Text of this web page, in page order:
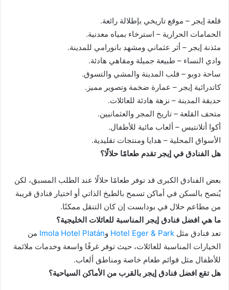
قلعة إيجر – موقع تاريخي بإطلالة رائعة.
الحمامات الحرارية – استرخاء بمياه معدنية.
مئذنة إيجر – أثر عثماني ومشهد بانورامي للمدينة.
وادي النساء – طبيعة جميلة ومقاهي هادئة.
ساحة دوبو – قلب المدينة والمشي والتسوق.
كاتدرائية إيجر – عمارة ضخمة وتصوير مميز.
حديقة المدينة – نزهة هادئة للعائلات.
متحف القلعة – تاريخ المجر والعثمانيين.
أكوا أتلانتيس – ألعاب مائية للأطفال.
الأسواق المحلية – هدايا ومنتجات تقليدية.
هل الفنادق في إيجر تقدم طعامًا حلالًا؟
بعض الفنادق الكبرى قد توفر طعامًا حلالًا عند الطلب المسبق، لكن
يُنصح بالسكن في أماكن تسمح بالطبخ الذاتي أو اختيار فنادق قريبة
من مطاعم حلال في بودابست إن كان التنقل ممكنًا.
ما هي افضل فنادق إيجر المناسبة للعائلات الخليجية؟
تعد فنادق مثل Hotel Eger & Park وImola Hotel Platán من
الخيارات المناسبة للعائلات، حيث توفر غرفًا واسعة وخدمات ملائمة
للأطفال مثل قوائم طعام خاصة ومناطق ألعاب.
هل تقع افضل فنادق إيجر بالقرب من الأماكن السياحية؟